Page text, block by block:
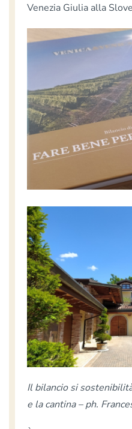
Venezia Giulia alla
Il bilancio si
e la cantina – ph.